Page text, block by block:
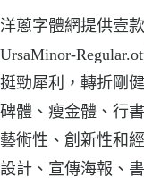
洋蔥字體網提供壹
UrsaMinor-
挺勁犀利，轉折剛
碑體、瘦金體、行
藝術性、創新性和
設計、宣傳海報、